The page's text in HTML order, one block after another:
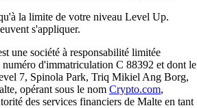
la limite de votre niveau Level Up.
s'appliquer.
une société à responsabilité limitée
numéro d'immatriculation C 88392 et dont le
7, Spinola Park, Triq Mikiel Ang Borg,
opérant sous le nom Crypto.com,
des services financiers de Malte en tant